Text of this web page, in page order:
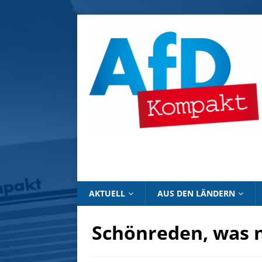
AKTUELL AUS DEN LÄNDERN
Schönreden, was